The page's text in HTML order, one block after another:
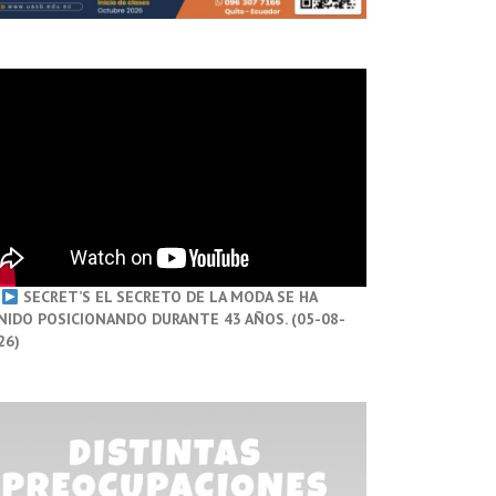
SECRET’S EL SECRETO DE LA MODA SE HA
POSICIONANDO DURANTE 43 AÑOS. (05-08-